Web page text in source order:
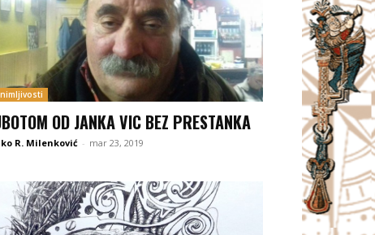
OD JANKA VIC BEZ PRESTANKA
R. Milenković - mar 23, 2019